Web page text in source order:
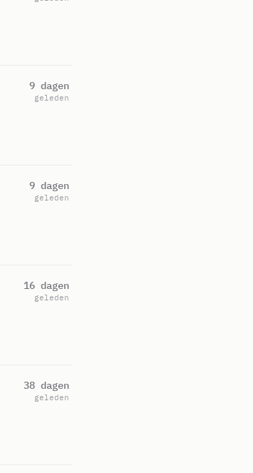
9 dagen
geleden
9 dagen
geleden
16 dagen
geleden
38 dagen
geleden